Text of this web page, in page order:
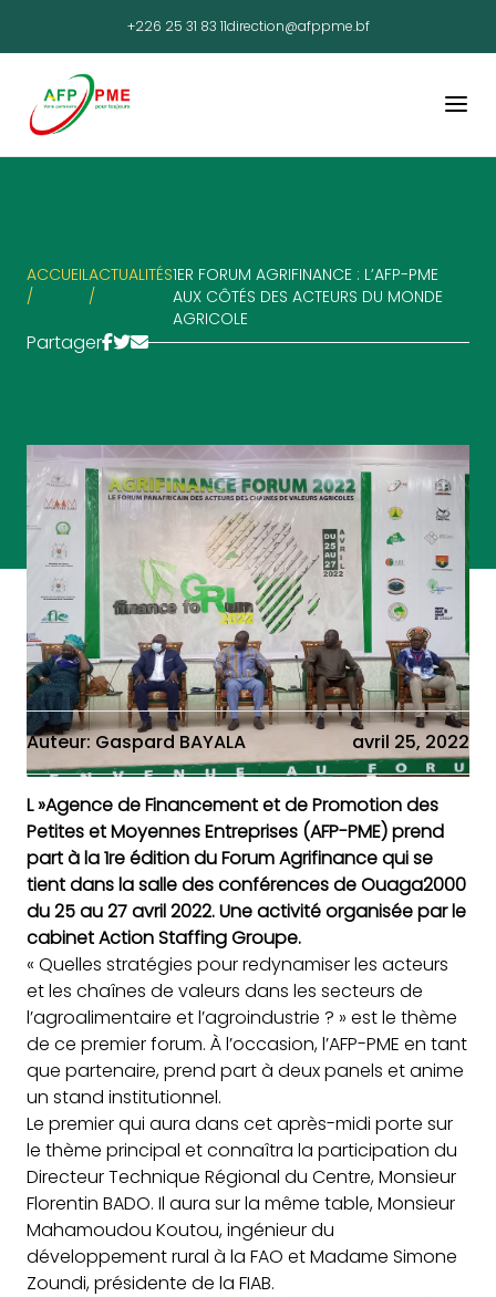
+226 25 31 83 11direction@afppme.bf
ACCUEIL
/
ACTUALITÉS
/
1ER FORUM AGRIFINANCE : L’AFP-PME
AUX CÔTÉS DES ACTEURS DU MONDE
AGRICOLE
Partager
Auteur: Gaspard BAYALA avril 25, 2022
L »Agence de Financement et de Promotion des
Petites et Moyennes Entreprises (AFP-PME) prend
part à la 1re édition du Forum Agrifinance qui se
tient dans la salle des conférences de Ouaga2000
du 25 au 27 avril 2022. Une activité organisée par le
cabinet Action Staffing Groupe.
« Quelles stratégies pour redynamiser les acteurs
et les chaînes de valeurs dans les secteurs de
l’agroalimentaire etl’agroindustrie ? » est le thème
de ce premier forum. À l’occasion, l’AFP-PME en tant
que partenaire, prend part à deux panels et anime
un stand institutionnel.
Le premier qui aura dans cet après-midi porte sur
le thème principal et connaîtra la participation du
Directeur Technique Régional du Centre, Monsieur
Florentin BADO. Il aura sur la même table, Monsieur
Mahamoudou Koutou, ingénieur du
développement rural à la FAO et Madame Simone
Zoundi, présidente de la FIAB.